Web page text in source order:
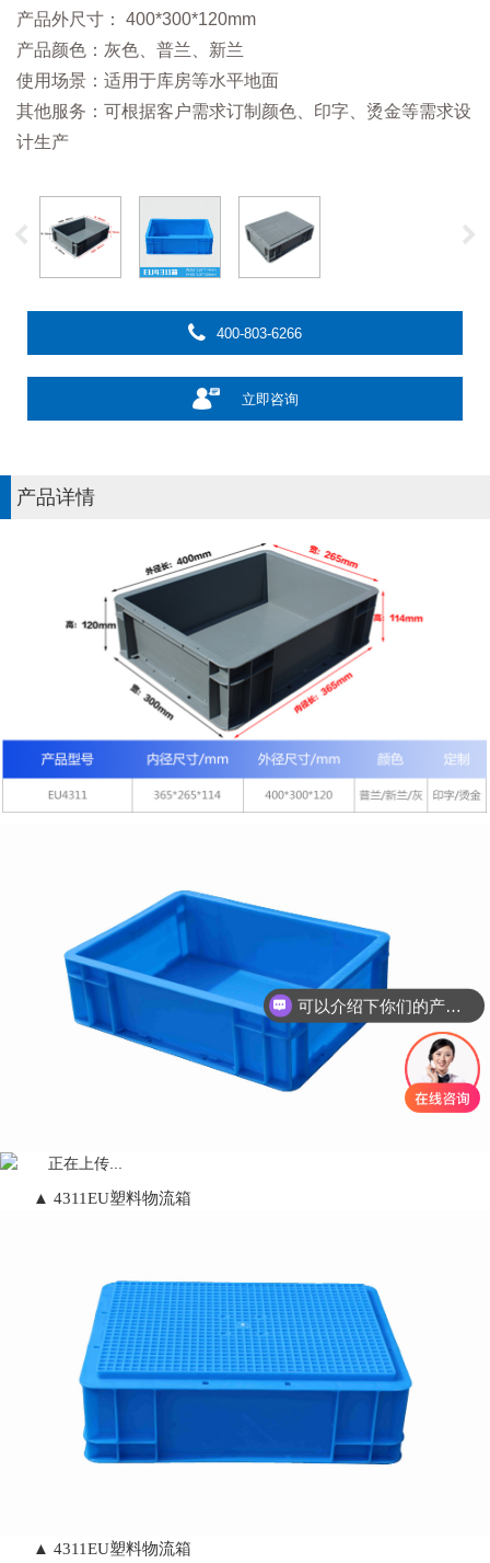
产品外尺寸： 400*300*120mm
产品颜色：灰色、普兰、新兰
使用场景：适用于库房等水平地面
其他服务：可根据客户需求订制颜色、印字、烫金等需求设
计生产
400-803-6266
立即咨询
产品详情
▲ 4311EU塑料物流箱
▲ 4311EU塑料物流箱
可以介绍下你们的产品么？